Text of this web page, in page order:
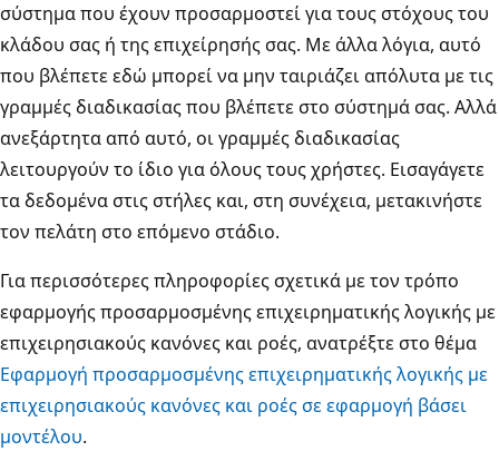
σύστημα που έχουν προσαρμοστεί για τους στόχους του
κλάδου σας ή της επιχείρησής σας. Με άλλα λόγια, αυτό
που βλέπετε εδώ μπορεί να μην ταιριάζει απόλυτα με τις
γραμμές διαδικασίας που βλέπετε στο σύστημά σας. Αλλά
ανεξάρτητα από αυτό, οι γραμμές διαδικασίας
λειτουργούν το ίδιο για όλους τους χρήστες. Εισαγάγετε
τα δεδομένα στις στήλες και, στη συνέχεια, μετακινήστε
τον πελάτη στο επόμενο στάδιο.
Για περισσότερες πληροφορίες σχετικά με τον τρόπο
εφαρμογής προσαρμοσμένης επιχειρηματικής λογικής με
επιχειρησιακούς κανόνες και ροές, ανατρέξτε στο θέμα
Εφαρμογή προσαρμοσμένης επιχειρηματικής λογικής με
επιχειρησιακούς κανόνες και ροές σε εφαρμογή βάσει
μοντέλου.